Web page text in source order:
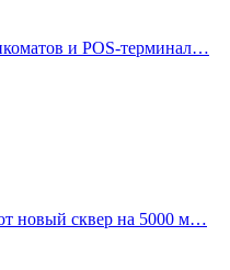
и POS-терминал…
новый сквер на 5000 м…